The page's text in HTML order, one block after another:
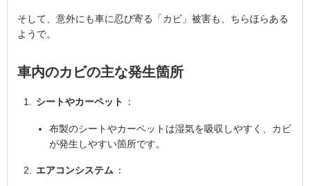
そして、意外にも車に忍び寄る「カビ」被害も、ちらほらある
ようで。
車内のカビの主な発生箇所
シートやカーペット ：
布製のシートやカーペットは湿気を吸収しやすく、カビ
が発生しやすい箇所です。
エアコンシステム ：